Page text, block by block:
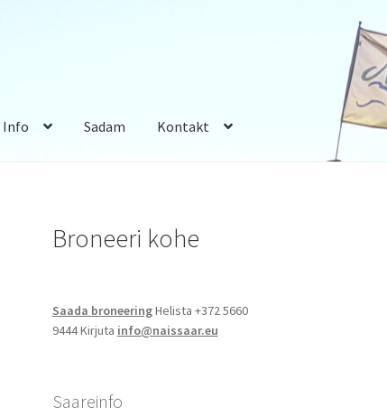
Info Sadam Kontakt
Broneeri kohe
Saada broneeringHelista +372 5660
9444 Kirjuta info@naissaar.eu
Saareinfo